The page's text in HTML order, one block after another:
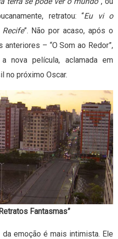
retratou: “Eu vi o
”. Não por acaso, após o
– “O Som ao Redor”,
a nova película, aclamada em
no próximo Oscar.
Fantasmas”
emoção é mais intimista. Ele